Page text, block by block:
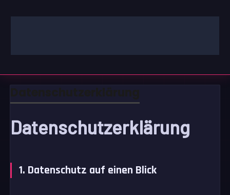
Inhalt
Datenschutz­erklärung
1. Datenschutz auf einen Blick